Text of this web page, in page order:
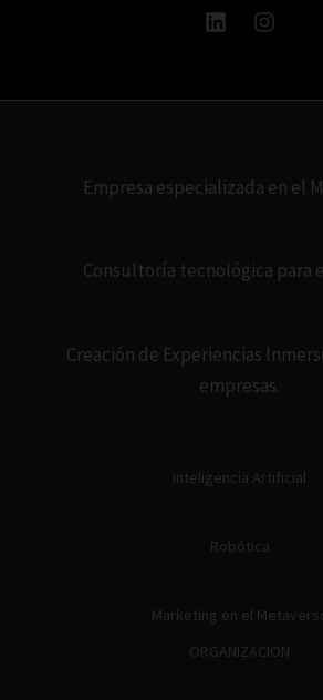
Empresa especializada en el
Consultoría tecnológica para
Creación de Experiencias
empresas.
Inteligencia Artificial
Robótica
Marketing en el
ORGANIZACION